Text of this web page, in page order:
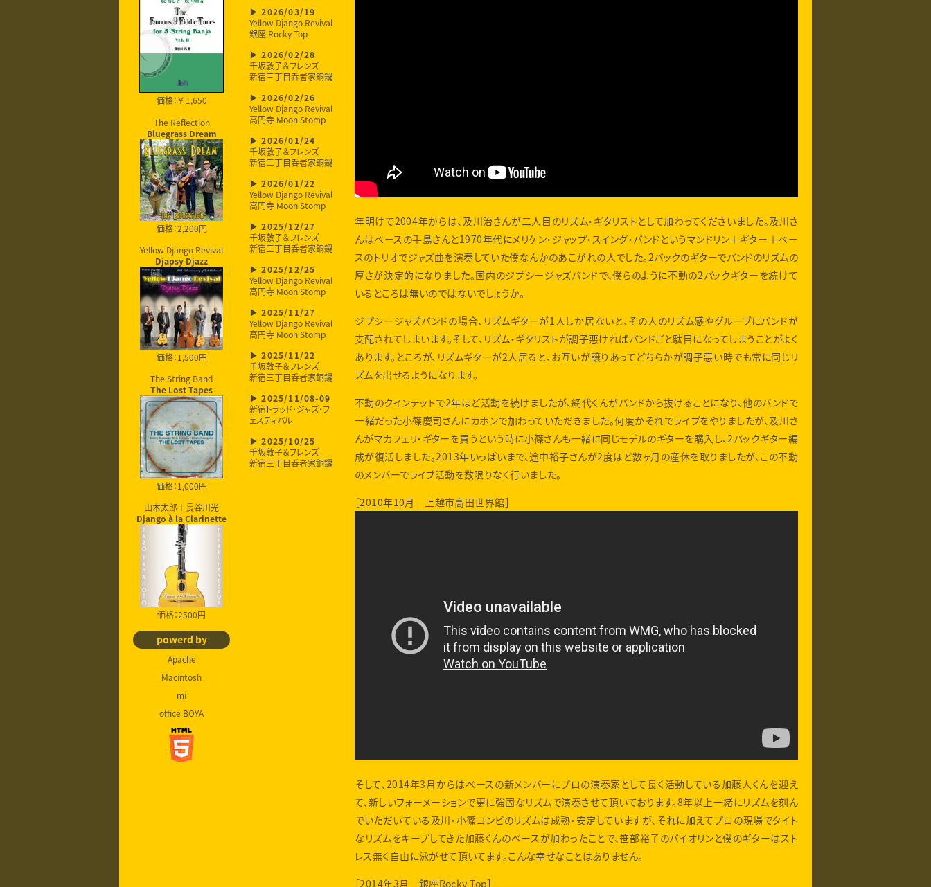
年明けて2004年からは、及川治さんが二人目のリズム・ギタリストとして加わってくださいました。及川さ
んはベースの手島さんと1970年代にメリケン・ジャップ・スイング・バンドというマンドリン＋ギター＋ベー
スのトリオでジャズ曲を演奏していた僕なんかのあこがれの人でした。2バックのギターでバンドのリズムの
厚さが決定的になりました。国内のジプシージャズバンドで、僕らのように不動の2バックギターを続けて
いるところは無いのではないでしょうか。
ジプシージャズバンドの場合、リズムギターが1人しか居ないと、その人のリズム感やグルーブにバンドが
支配されてしまいます。そして、リズム・ギタリストが調子悪ければバンドごと駄目になってしまうことがよく
あります。ところが、リズムギターが2人居ると、お互いが譲りあってどちらかが調子悪い時でも常に同じリ
ズムを出せるようになります。
不動のクインテットで2年ほど活動を続けましたが、網代くんがバンドから抜けることになり、他のバンドで
一緒だった小篠慶司さんにカホンで加わっていただきました。何度かそれでライブをやりましたが、及川さ
んがマカフェリ・ギターを買うという時に小篠さんも一緒に同じモデルのギターを購入し、2バックギター編
成が復活しました。2013年いっぱいまで、途中裕子さんが2度ほど数ヶ月の産休を取りましたが、この不動
のメンバーでライブ活動を数限りなく行いました。
［2010年10月 上越市高田世界館］
そして、2014年3月からはベースの新メンバーにプロの演奏家として長く活動している加藤人くんを迎え
て、新しいフォーメーションで更に強固なリズムで演奏させて頂いております。8年以上一緒にリズムを刻ん
でいただいている及川・小篠コンビのリズムは成熟・安定していますが、それに加えてプロの現場でタイト
なリズムをキープしてきた加藤くんのベースが加わったことで、笹部裕子のバイオリンと僕のギターはスト
レス無く自由に泳がせて頂いてます。こんな幸せなことはありません。
［2014年3月 銀座Rocky Top］
価格：￥ 1,650
The Reflection
Bluegrass Dream
価格：2,200円
Yellow Django Revival
Djapsy Djazz
価格：1,500円
The String Band
The Lost Tapes
価格：1,000円
山本太郎＋長谷川光
Django à la Clarinette
価格：2500円
powerd by
Apache
Macintosh
mi
office BOYA
2026/03/19
Yellow Django Revival
銀座 Rocky Top
2026/02/28
千坂敦子＆フレンズ
新宿三丁目呑者家銅鑼
2026/02/26
Yellow Django Revival
高円寺 Moon Stomp
2026/01/24
千坂敦子＆フレンズ
新宿三丁目呑者家銅鑼
2026/01/22
Yellow Django Revival
高円寺 Moon Stomp
2025/12/27
千坂敦子＆フレンズ
新宿三丁目呑者家銅鑼
2025/12/25
Yellow Django Revival
高円寺 Moon Stomp
2025/11/27
Yellow Django Revival
高円寺 Moon Stomp
2025/11/22
千坂敦子＆フレンズ
新宿三丁目呑者家銅鑼
2025/11/08-09
新宿トラッド・ジャズ・フ
ェスティバル
2025/10/25
千坂敦子＆フレンズ
新宿三丁目呑者家銅鑼